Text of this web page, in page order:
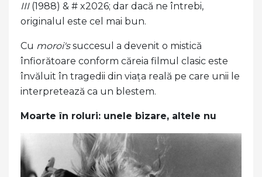
III(1988) & # x2026; dar dacă ne întrebi,
originalul este cel mai bun.
Cu moroi'ssuccesul a devenit o mistică
înfiorătoare conform căreia filmul clasic este
învăluit în tragedii din viața reală pe care unii le
interpretează ca un blestem.
Moarte în roluri: unele bizare, altele nu